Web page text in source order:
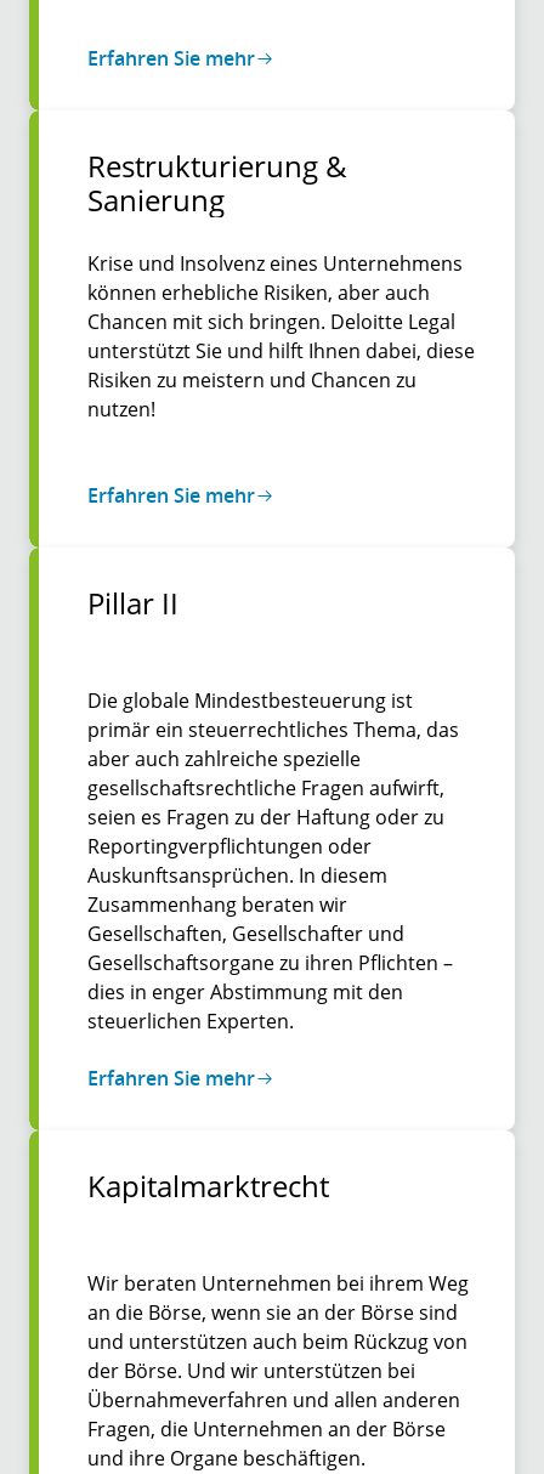
Erfahren Sie mehr
Restrukturierung &
Sanierung
Krise und Insolvenz eines Unternehmens
können erhebliche Risiken, aber auch
Chancen mit sich bringen. Deloitte Legal
unterstützt Sie und hilft Ihnen dabei, diese
Risiken zu meistern und Chancen zu
nutzen!
Erfahren Sie mehr
Pillar II
Die globale Mindestbesteuerung ist
primär ein steuerrechtliches Thema, das
aber auch zahlreiche spezielle
gesellschaftsrechtliche Fragen aufwirft,
seien es Fragen zu der Haftung oder zu
Reportingverpflichtungen oder
Auskunftsansprüchen. In diesem
Zusammenhang beraten wir
Gesellschaften, Gesellschafter und
Gesellschaftsorgane zu ihren Pflichten –
dies in enger Abstimmung mit den
steuerlichen Experten.
Erfahren Sie mehr
Kapitalmarktrecht
Wir beraten Unternehmen bei ihrem Weg
an die Börse, wenn sie an der Börse sind
und unterstützen auch beim Rückzug von
der Börse. Und wir unterstützen bei
Übernahmeverfahren und allen anderen
Fragen, die Unternehmen an der Börse
und ihre Organe beschäftigen.